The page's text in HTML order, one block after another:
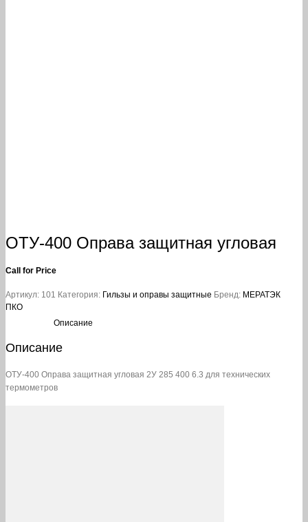
ОТУ-400 Оправа защитная угловая
Call for Price
Артикул: 101 Категория: Гильзы и оправы защитные Бренд: МЕРАТЭК
ПКО
Описание
Описание
ОТУ-400 Оправа защитная угловая 2У 285 400 6.3 для технических
термометров